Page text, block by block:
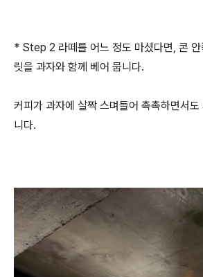
* Step 2 라떼를 어느 정도 마셨다면, 콘
릿을 과자와 함께 베어 뭅니다.
커피가 과자에 살짝 스며들어 촉촉하면서
니다.